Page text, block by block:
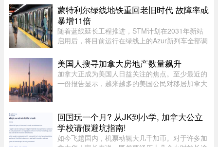
Charles Milliard预计将于今天周四下午 ...
蒙特利尔绿线地铁重回老旧时代 故障率或
暴增11倍
随着蓝线延长工程推进，STM计划在2031年新站
启用后，将目前运行在绿线上的Azur新列车全部调
客流量最高的绿线可能几乎全部由服役多年的MR-
73老旧列车运营。Projet Montr ...
美国人搜寻加拿大房地产数量飙升
加拿大正成为美国人日益关注的焦点。至少最近的
一份报告显示，越来越多的美国公民对移居加拿大
访问量的研究，发现美国用户对加拿 ...
回国玩一个月? 从JK到小学, 加拿大公立
学校请假避坑指南!
如今飞趟国内，机票动辄大几千加币。对于许多加